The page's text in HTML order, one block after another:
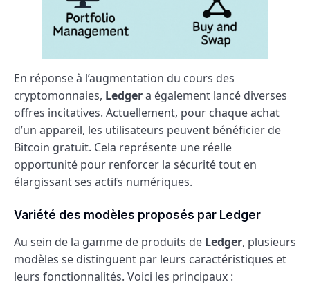
En réponse à l’augmentation du cours des
cryptomonnaies, Ledgera également lancé diverses
offres incitatives. Actuellement, pour chaque achat
d’un appareil, les utilisateurs peuvent bénéficier de
Bitcoin gratuit. Cela représente une réelle
opportunité pour renforcer la sécurité tout en
élargissant ses actifs numériques.
Variété des modèles proposés par Ledger
Au sein de la gamme de produits de Ledger, plusieurs
modèles se distinguent par leurs caractéristiques et
leurs fonctionnalités. Voici les principaux :